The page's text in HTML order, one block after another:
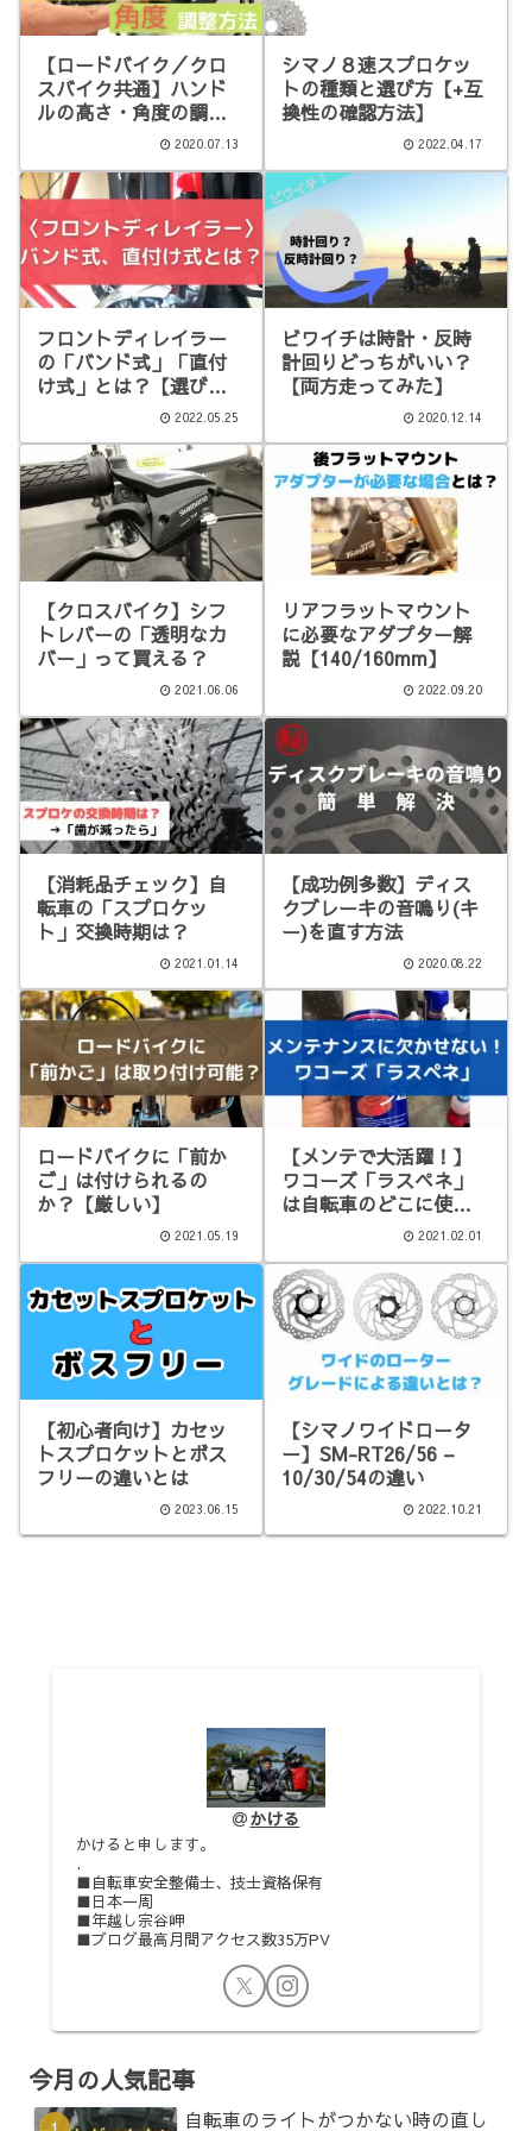
【ロードバイク／クロ
スバイク共通】ハンド
ルの高さ・角度の調整
2020.07.13
シマノ８速スプロケッ
トの種類と選び方【+互
換性の確認方法】
2022.04.17
フロントディレイラー
の「バンド式」「直付
け式」とは？【選び
2022.05.25
ビワイチは時計・反時
計回りどっちがいい？
【両方走ってみた】
2020.12.14
【クロスバイク】シフ
トレバーの「透明なカ
バー」って買える？
2021.06.06
リアフラットマウント
に必要なアダプター解
説【140/160mm】
2022.09.20
【消耗品チェック】自
転車の「スプロケッ
ト」交換時期は？
2021.01.14
【成功例多数】ディス
クブレーキの音鳴り(キ
ー)を直す方法
2020.08.22
ロードバイクに「前か
ご」は付けられるの
か？【厳しい】
2021.05.19
【メンテで大活躍！】
ワコーズ「ラスペネ」
は自転車のどこに使
2021.02.01
【初心者向け】カセッ
トスプロケットとボス
フリーの違いとは
2023.06.15
【シマノワイドロータ
ー】SM-RT26/56 –
10/30/54の違い
2022.10.21
かける
かけると申します。
.
■自転車安全整備士、技士資格保有
■日本一周
■年越し宗谷岬
■ブログ最高月間アクセス数35万PV
今月の人気記事
自転車のライトがつかない時の直し